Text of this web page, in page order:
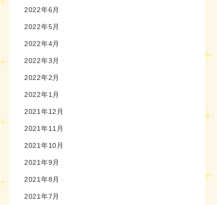
2022年6月
2022年5月
2022年4月
2022年3月
2022年2月
2022年1月
2021年12月
2021年11月
2021年10月
2021年9月
2021年8月
2021年7月